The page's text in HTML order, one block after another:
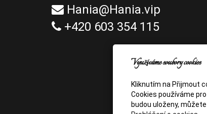
Hania@Hania.vip
+420 603 354 115
Využíváme soubory cookies
Kliknutím na Přijmout
Cookies používáme
budou uloženy,